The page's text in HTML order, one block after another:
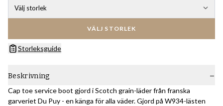
Välj storlek
VÄLJ STORLEK
Storleksguide
Beskrivning
Cap toe service boot gjord i Scotch grain-läder från franska
garveriet Du Puy - en känga för alla väder. Gjord på W934-lästen